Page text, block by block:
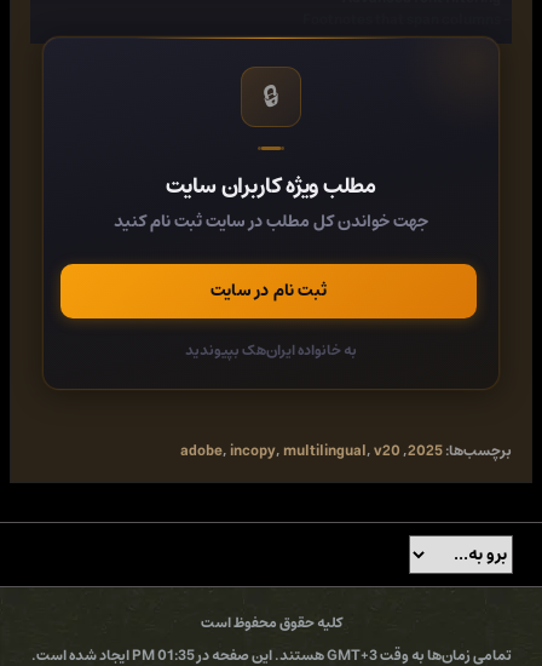
- Simple application of shading to text; includes controls for offsets
- Save to Cloud command lets you access files on any device
- View recently used fonts
Home Page -
کد:
https://www.adobe.com/
Buy Premium From My Links To Get Resumable Support,Max Speed &
🔒
مطلب ویژه کاربران سایت
جهت خواندن کل مطلب در سایت ثبت نام کنید
ثبت نام در سایت
به خانواده ایران‌هک بپیوندید
برچسب‌ها:2025
,
adobe,incopy,multilingual,v20
کلیه حقوق محفوظ است
تمامی زمان‌ها به وقت GMT+3 هستند. این صفحه در 01:35 PM ایجاد شده است.